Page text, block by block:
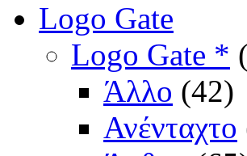
Logo Gate
Logo Gate *
Άλλο (42)
Ανένταχτο